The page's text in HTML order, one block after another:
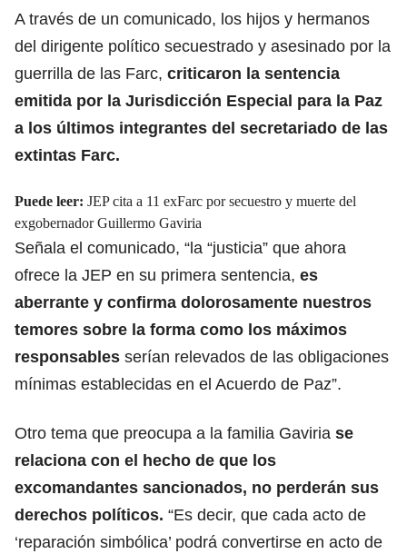
A través de un comunicado, los hijos y hermanos
del dirigente político secuestrado y asesinado por la
guerrilla de las Farc, criticaron la sentencia
emitida por la Jurisdicción Especial para la Paz
a los últimos integrantes del secretariado de las
extintas Farc.
Puede leer: JEP cita a 11 exFarc por secuestro y muerte del
exgobernador Guillermo Gaviria
Señala el comunicado, “la “justicia” que ahora
ofrece la JEP en su primera sentencia, es
aberrante y confirma dolorosamente nuestros
temores sobre la forma como los máximos
responsables serían relevados de las obligaciones
mínimas establecidas en el Acuerdo de Paz”.
Otro tema que preocupa a la familia Gaviria se
relaciona con el hecho de que los
excomandantes sancionados, no perderán sus
derechos políticos. “Es decir, que cada acto de
‘reparación simbólica’ podrá convertirse en acto de